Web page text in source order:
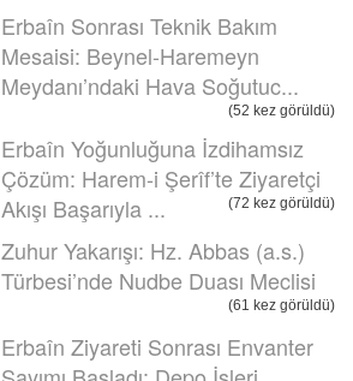
Erbaîn Sonrası Teknik Bakım
Mesaisi: Beynel-Haremeyn
Meydanı’ndaki Hava Soğutuc...
(52 kez görüldü)
Erbaîn Yoğunluğuna İzdihamsız
Çözüm: Harem-i Şerîf’te Ziyaretçi
Akışı Başarıyla ...
(72 kez görüldü)
Zuhur Yakarışı: Hz. Abbas (a.s.)
Türbesi’nde Nudbe Duası Meclisi
(61 kez görüldü)
Erbaîn Ziyareti Sonrası Envanter